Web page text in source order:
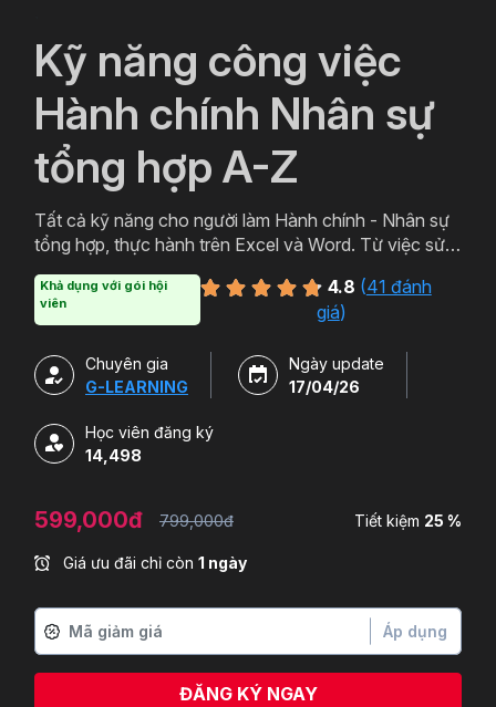
Kỹ năng công việc
Hành chính Nhân sự
tổng hợp A-Z
Tất cả kỹ năng cho người làm Hành chính - Nhân sự
tổng hợp, thực hành trên Excel và Word. Từ việc sử
nhân sự, Quản lý TSCĐ ... tự động bằng file mẫu
VBA.
Khả dụng với gói hội
viên
4.8 (41 đánh
giá)
Chuyên gia
G-LEARNING
Ngày update
17/04/26
Học viên đăng ký
14,498
599,000đ 799,000đ Tiết kiệm 25 %
Giá ưu đãi chỉ còn 1 ngày
Áp dụng
ĐĂNG KÝ NGAY